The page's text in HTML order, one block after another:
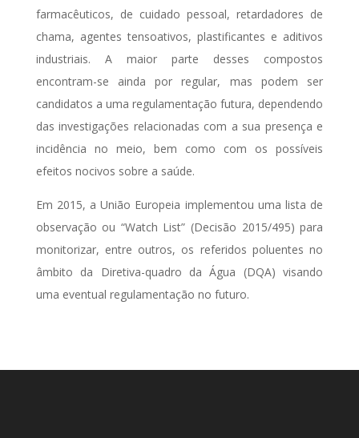
farmacêuticos, de cuidado pessoal, retardadores de
chama, agentes tensoativos, plastificantes e aditivos
industriais. A maior parte desses compostos
encontram-se ainda por regular, mas podem ser
candidatos a uma regulamentação futura, dependendo
das investigações relacionadas com a sua presença e
incidência no meio, bem como com os possíveis
efeitos nocivos sobre a saúde.
Em 2015, a União Europeia implementou uma lista de
observação ou “Watch List” (Decisão 2015/495) para
monitorizar, entre outros, os referidos poluentes no
âmbito da Diretiva-quadro da Água (DQA) visando
uma eventual regulamentação no futuro.